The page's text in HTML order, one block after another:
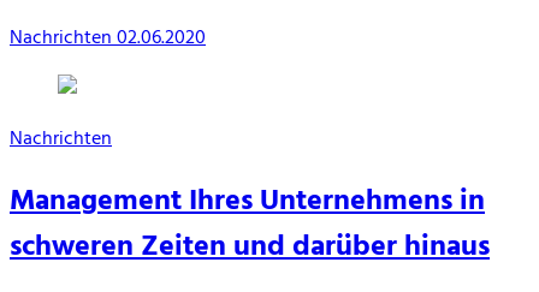
Nachrichten02.06.2020
Nachrichten
Management Ihres Unternehmens in
schweren Zeiten und darüber hinaus